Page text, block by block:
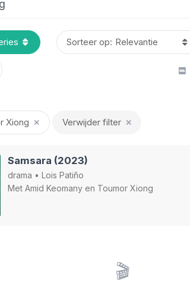
Sorteer op:
Xiong ✕ Verwijder filter ✕
Samsara (2023)
drama • Lois Patiño
Met Amid Keomany en Toumor Xiong
🎬